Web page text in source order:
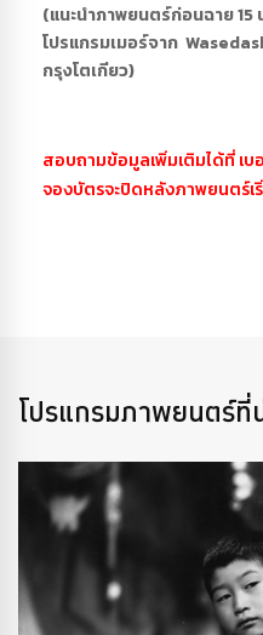
(แนะนำภาพยนตร์ก่อนฉาย 15
โปรแกรมเมอร์จาก
กรุงโตเกียว)
สอบถามข้อมูลเพิ่มเติมได้ที่ เ
จองบัตรจะปิดหลังภาพยนตร์เ
โปรแกรมภาพยนตร์ที่